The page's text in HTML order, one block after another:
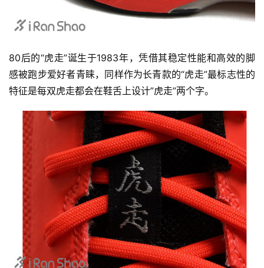
赛
观
80后的“虎走”诞生于1983年，凭借其稳定性能和高效的脚
感被跑步爱好者青睐，同样作为长青款的“虎走”最标志性的
特征是每双虎走都会在鞋舌上设计”虎走”两个字。